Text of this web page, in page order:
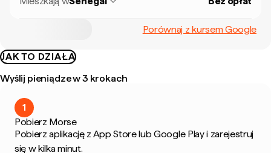
Porównaj z kursem Google
JAK TO DZIAŁA
Wyślij pieniądze w 3 krokach
1
Pobierz Morse
Pobierz aplikację z App Store lub Google Play i zarejestruj
się w kilka minut.